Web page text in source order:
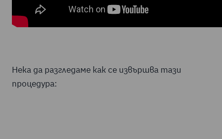
Нека да разгледаме как се извършва тази
процедура: